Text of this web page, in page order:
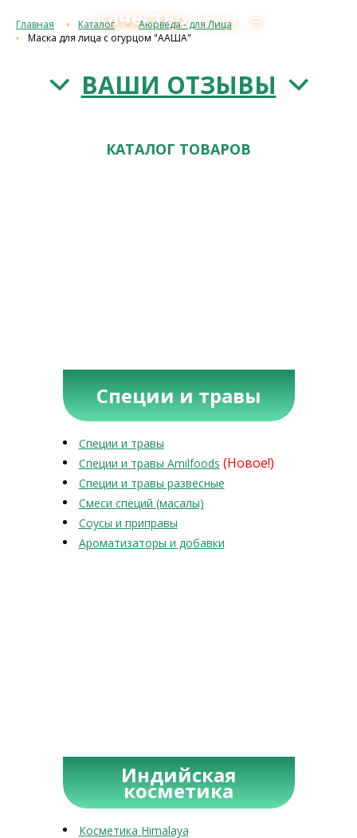
качествос 1993 г. ≡
Главная Каталог
Аюрведа - для Лица
Маска для лица с огурцом "ААША"
ВАШИ ОТЗЫВЫ
КАТАЛОГ ТОВАРОВ
Специи и травы
Специи и травы
Специи и травы Amilfoods (Новое!)
Специи и травы развесные
Смеси специй (масалы)
Соусы и приправы
Ароматизаторы и добавки
Индийская
косметика
Косметика Himalaya